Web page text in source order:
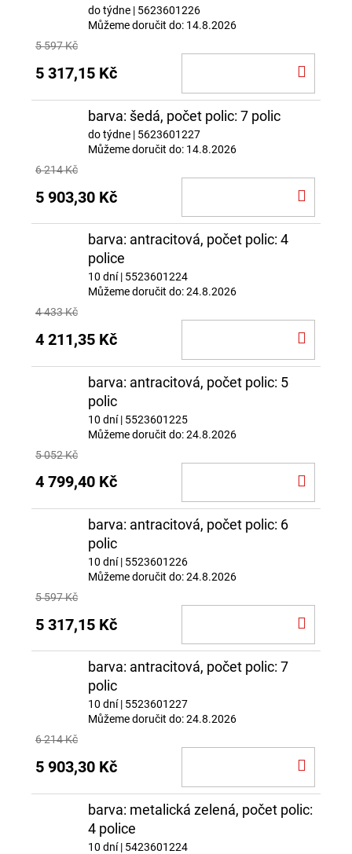
do týdne | 5623601226
Můžeme doručit do: 14.8.2026
5 597 Kč
5 317,15 Kč
barva: šedá, počet polic: 7 polic
do týdne | 5623601227
Můžeme doručit do: 14.8.2026
6 214 Kč
5 903,30 Kč
barva: antracitová, počet polic: 4
police
10 dní| 5523601224
Můžeme doručit do:24.8.2026
4 433 Kč
4 211,35 Kč
barva: antracitová, počet polic: 5
polic
10 dní| 5523601225
Můžeme doručit do:24.8.2026
5 052 Kč
4 799,40 Kč
barva: antracitová, počet polic: 6
polic
10 dní| 5523601226
Můžeme doručit do:24.8.2026
5 597 Kč
5 317,15 Kč
barva: antracitová, počet polic: 7
polic
10 dní| 5523601227
Můžeme doručit do:24.8.2026
6 214 Kč
5 903,30 Kč
barva: metalická zelená, počet polic:
4 police
10 dní| 5423601224